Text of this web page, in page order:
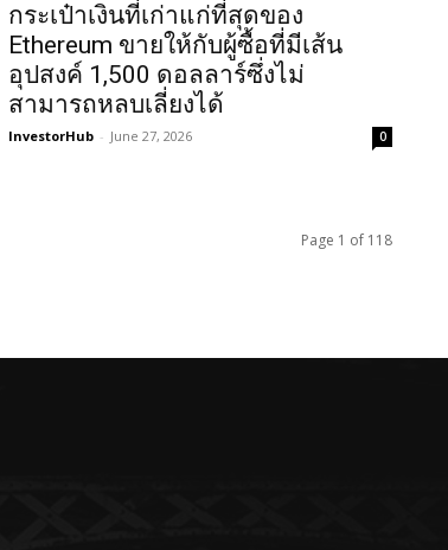
กระเป๋าเงินที่เก่าแก่ที่สุดของ
Ethereum ขายให้กับผู้ซื้อที่มีเส้น
อุปสงค์ 1,500 ดอลลาร์ซึ่งไม่
สามารถหลบเลี่ยงได้
InvestorHub - June 27, 2026 0
Page 1 of 118